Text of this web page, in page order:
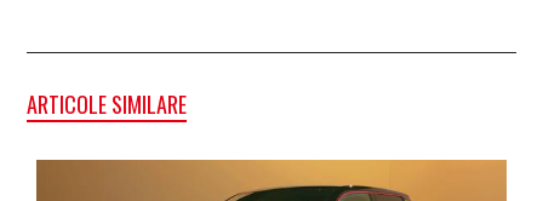
ARTICOLE SIMILARE